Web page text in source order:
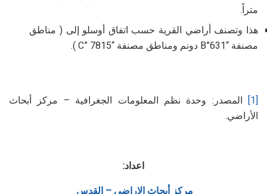
متراً.
هذا وتصنف أراضي القرية حسب اتفاق أوسلو إلى ( مناطق
مصنفة “B”631 دونم ومناطق مصنفة “C” 7815 ).
المصدر: وحدة نظم المعلومات الجغرافية – مركز أبحاث
الأراضي.
اعداد:
مركز أبحاث الاراضي – القدس